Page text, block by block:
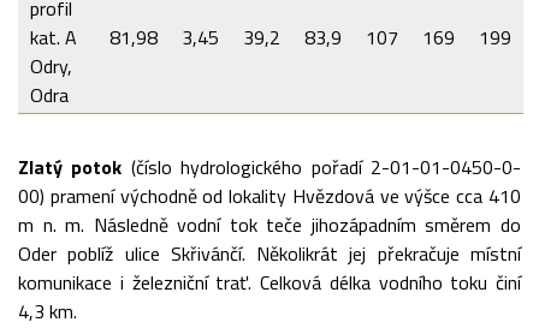
profil
kat. A
Odry,
Odra
81,98 3,45 39,2 83,9 107 169 199
Zlatý potok (číslo hydrologického pořadí 2-01-01-0450-0-
00) pramení východně od lokality Hvězdová ve výšce cca 410
m n. m. Následně vodní tok teče jihozápadním směrem do
Oder poblíž ulice Skřivánčí. Několikrát jej překračuje místní
komunikace i železniční trať. Celková délka vodního toku činí
4,3 km.